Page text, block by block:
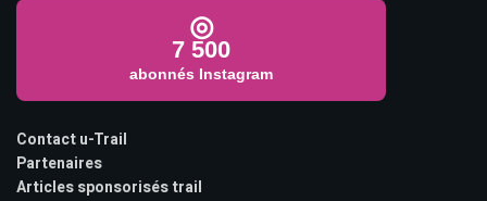
◎
7 500
abonnés Instagram
Contact u-Trail
Partenaires
Articles sponsorisés trail